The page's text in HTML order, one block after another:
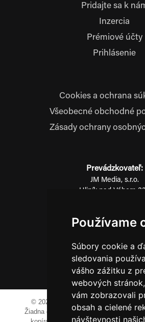
Používame
Súbory cookie a
sledovania
vášho zážitku z
webových
vám zobrazovali
obsah a cielené
návštevnosti
Pridajte sa k
Inzercia
Prémiové účty
Prihlásenie
Cookies a ochrana
Všeobecné obchodné
Zásady ochrany
Prevádzkovateľ:
JM Media, s.r.o.
Hliník nad Váhom
IČO: 52600998
0911 955 646
© 2023-2024 JM Media, s.r.o.
Žiadna časť tohto portálu ak nie je